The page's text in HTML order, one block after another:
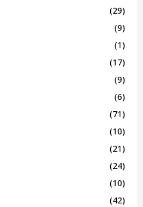
(29)
(9)
(1)
(17)
(9)
(6)
(71)
(10)
(21)
(24)
(10)
(42)